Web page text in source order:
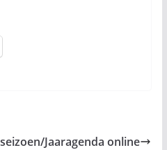
Jaaragenda online